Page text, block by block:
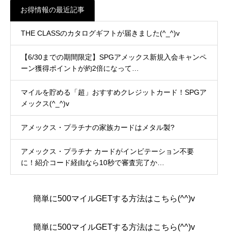
お得情報の最近記事
THE CLASSのカタログギフトが届きました(^_^)v
【6/30までの期間限定】SPGアメックス新規入会キャンペ
ーン獲得ポイントが約2倍になって…
マイルを貯める「超」おすすめクレジットカード！SPGア
メックス(^_^)v
アメックス・プラチナの家族カードはメタル製?
アメックス・プラチナ カードがインビテーション不要
に！紹介コード経由なら10秒で審査完了か…
簡単に500マイルGETする方法はこちら(^^)v
簡単に500マイルGETする方法はこちら(^^)v